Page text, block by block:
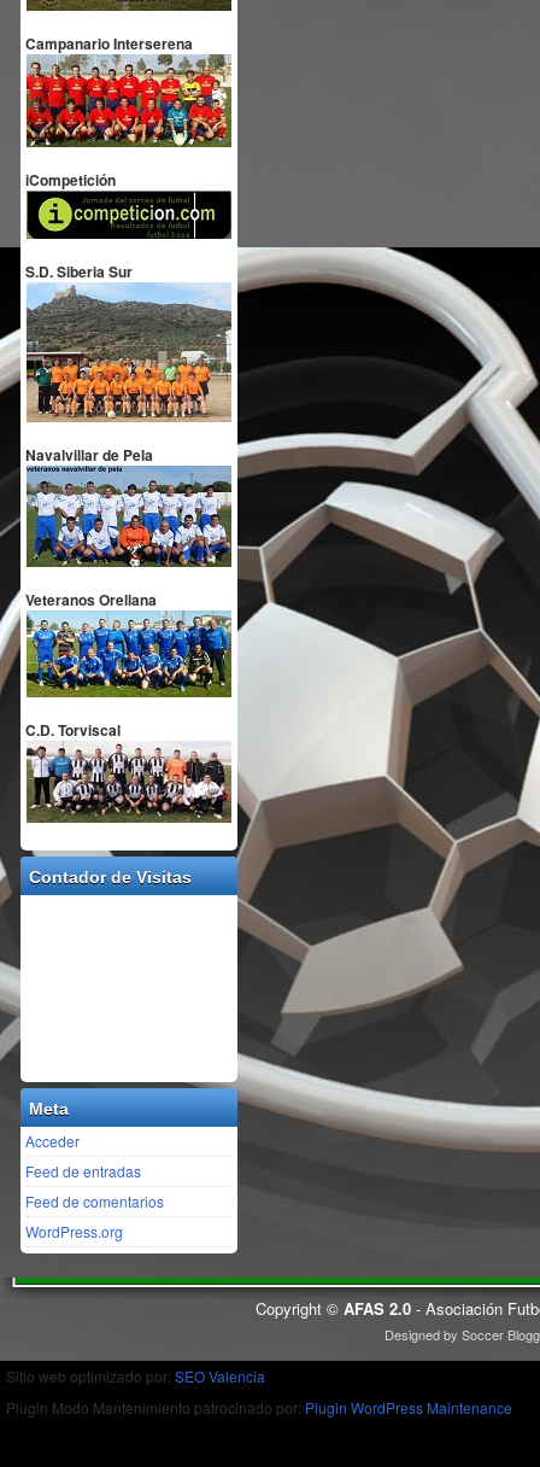
Campanario Interserena
iCompetición
S.D. Siberia Sur
Navalvillar de Pela
Veteranos Orellana
C.D. Torviscal
Contador de Visitas
Meta
Acceder
Feed de entradas
Feed de comentarios
WordPress.org
Copyright © AFAS 2.0 - Asociación
Designed bySoccer
Sitio web optimizado por: SEO Valencia
Plugin Modo Mantenimiento patrocinado por: Plugin WordPress Maintenance